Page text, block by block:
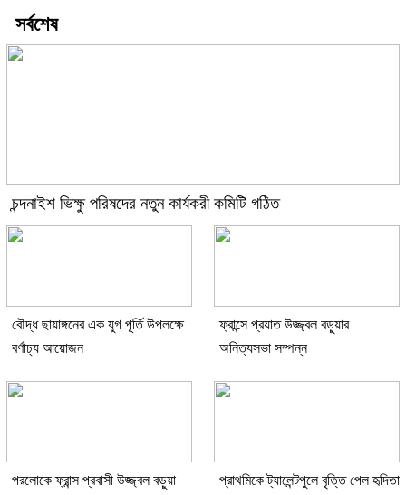
সর্বশেষ
চন্দনাইশ ভিক্ষু পরিষদের নতুন কার্যকরী কমিটি গঠিত
বৌদ্ধ ছায়াঙ্গনের এক যুগ পূর্তি উপলক্ষে
বর্ণাঢ্য আয়োজন
ফ্রান্সে প্রয়াত উজ্জ্বল বড়ুয়ার
অনিত্যসভা সম্পন্ন
পরলোকে ফ্রান্স প্রবাসী উজ্জ্বল বড়ুয়া
প্রাথমিকে ট্যালেন্টপুলে বৃত্তি পেল হৃদিতা